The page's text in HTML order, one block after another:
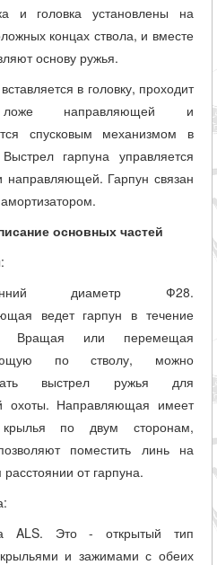
и головка установлены на
концах ствола, и вместе
основу ружья.
в головку, проходит
направляющей и
спусковым механизмом в
Выстрел гарпуна управляется
направляющей. Гарпун связан
основных частей
диаметр Ф28.
ведет гарпун в течение
Вращая или перемещая
по стволу, можно
выстрел ружья для
охоты. Направляющая имеет
по двум сторонам,
поместить линь на
от гарпуна.
ALS. Это - открытый тип
и зажимами с обеих